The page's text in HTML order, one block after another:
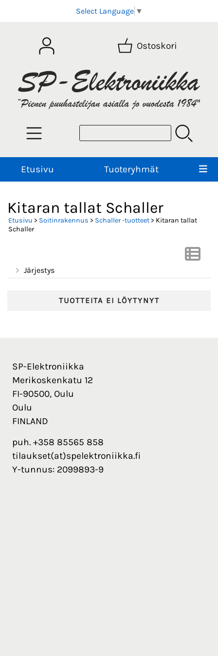
Select Language ▼
Ostoskori
Etusivu Tuoteryhmät
Kitaran tallat Schaller
Etusivu > Soitinrakennus > Schaller -tuotteet> Kitaran tallat
Schaller
Järjestys
TUOTTEITA EI LÖYTYNYT
SP-Elektroniikka
Merikoskenkatu 12
FI-90500, Oulu
Oulu
FINLAND
puh. +358 85565 858
tilaukset(at)spelektroniikka.fi
Y-tunnus: 2099893-9